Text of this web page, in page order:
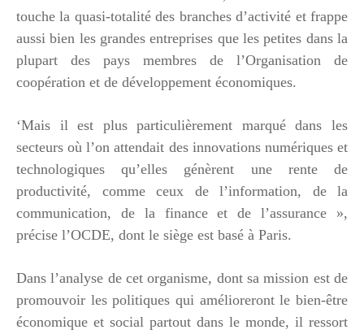
touche la quasi-totalité des branches d’activité et frappe
aussi bien les grandes entreprises que les petites dans la
plupart des pays membres de l’Organisation de
coopération et de développement économiques.
‘Mais il est plus particulièrement marqué dans les
secteurs où l’on attendait des innovations numériques et
technologiques qu’elles génèrent une rente de
productivité, comme ceux de l’information, de la
communication, de la finance et de l’assurance »,
précise l’OCDE, dont le siège est basé à Paris.
Dans l’analyse de cet organisme, dont sa mission est de
promouvoir les politiques qui amélioreront le bien-être
économique et social partout dans le monde, il ressort